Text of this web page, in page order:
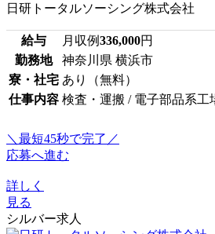
日研トータルソーシング株式会社
給与 月収例336,000円
勤務地
神奈川県 横浜市
寮・社宅 あり（無料）
仕事内容 検査・運搬 / 電子部品系工
＼最短45秒で完了／
応募へ進む
詳しく
見る
シルバー求人